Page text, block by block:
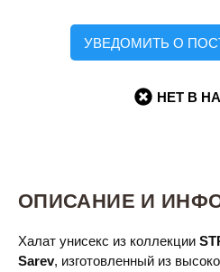
УВЕДОМИТЬ О
НЕТ В
ОПИСАНИЕ И
Халат унисекс из коллекции
Sarev, изготовленный из